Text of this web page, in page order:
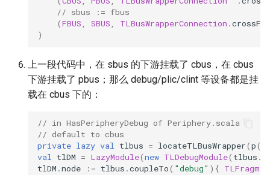
// sbus := fbus
(FBUS, SBUS, TLBusWrapperConnection .
)
上一段代码中，在 sbus 的下游挂载了 cbus，在 cbus
下游挂载了 pbus；那么 debug/plic/clint 等设备都是挂
载在 cbus 下的：
// in HasPeripheryDebug of Periphery.scala
// default to cbus
private lazy val tlbus = locateTLBusWrapper(p(
val tlDM = LazyModule(new TLDebugModule( tlbus .
tlDM .node := tlbus .coupleTo( "debug" ){